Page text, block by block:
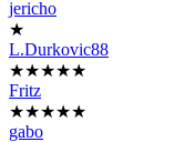
jericho
★
L.Durkovic88
★★★★★
Fritz
★★★★★
gabo